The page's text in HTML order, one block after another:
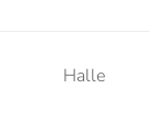
Halle